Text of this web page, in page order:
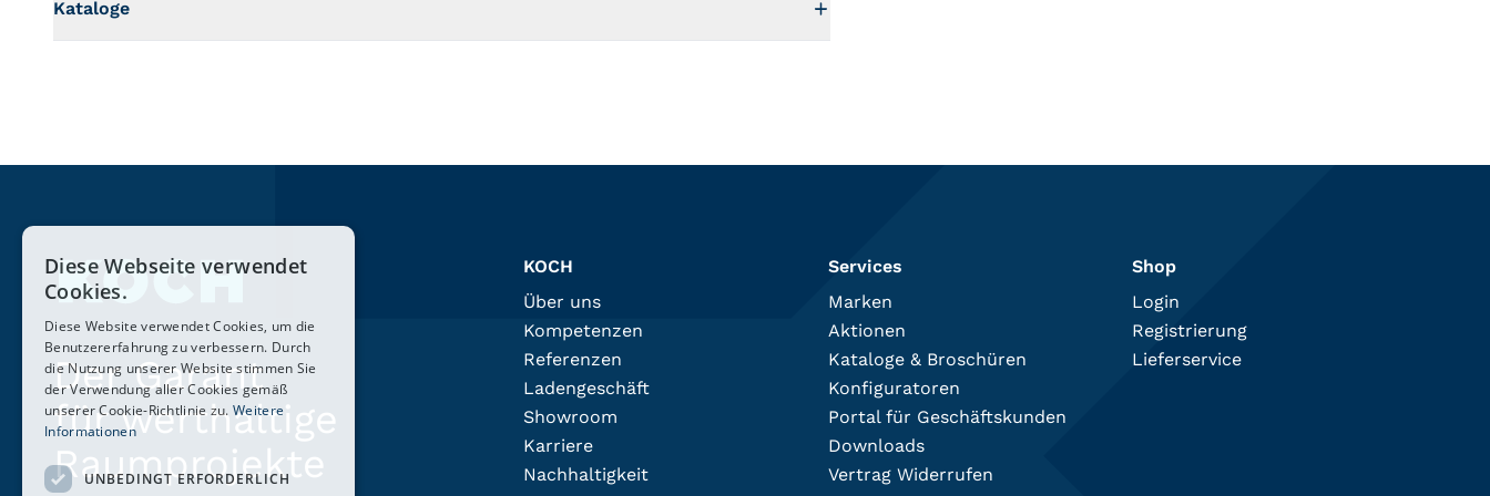
Kataloge
Der Garant
für werthaltige
Raumprojekte
KOCH
Über uns
Kompetenzen
Referenzen
Ladengeschäft
Showroom
Karriere
Nachhaltigkeit
Services
Marken
Aktionen
Kataloge & Broschüren
Konfiguratoren
Portal für Geschäftskunden
Downloads
Vertrag Widerrufen
Shop
Login
Registrierung
Lieferservice
Diese Webseite verwendet
Cookies.
Diese Website verwendet Cookies, um die
Benutzererfahrung zu verbessern. Durch
die Nutzung unserer Website stimmen Sie
der Verwendung aller Cookies gemäß
unserer Cookie-Richtlinie zu.Weitere
Informationen
UNBEDINGT ERFORDERLICH